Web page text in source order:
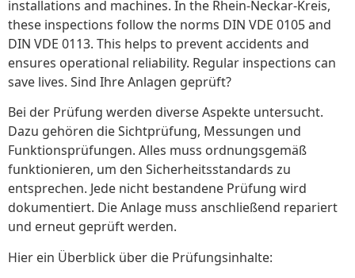
installations and machines. In the Rhein-Neckar-Kreis,
these inspections follow the norms DIN VDE 0105 and
DIN VDE 0113. This helps to prevent accidents and
ensures operational reliability. Regular inspections can
save lives. Sind Ihre Anlagen geprüft?
Bei der Prüfung werden diverse Aspekte untersucht.
Dazu gehören die Sichtprüfung, Messungen und
Funktionsprüfungen. Alles muss ordnungsgemäß
funktionieren, um den Sicherheitsstandards zu
entsprechen. Jede nicht bestandene Prüfung wird
dokumentiert. Die Anlage muss anschließend repariert
und erneut geprüft werden.
Hier ein Überblick über die Prüfungsinhalte: